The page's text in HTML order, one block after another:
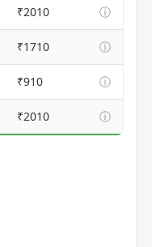
₹2010 ⓘ
₹1710 ⓘ
₹910 ⓘ
₹2010 ⓘ